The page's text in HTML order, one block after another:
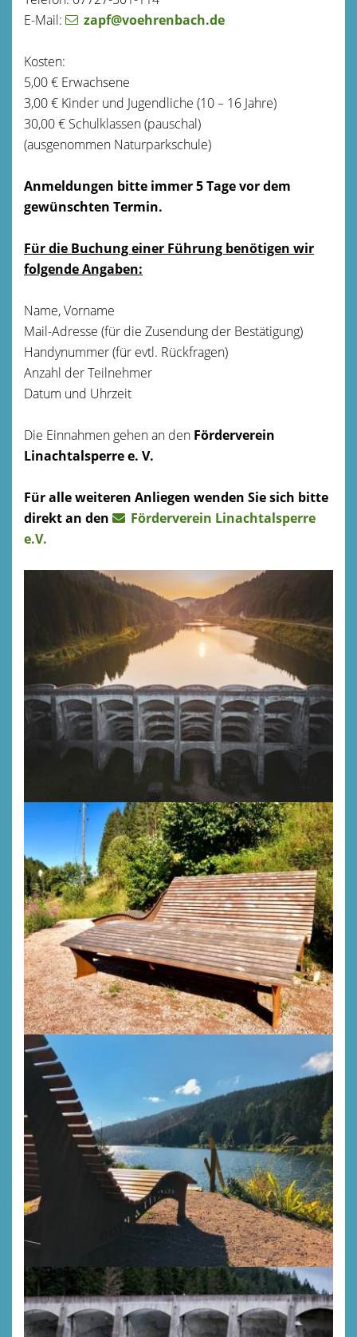
E-Mail:
zapf@voehrenbach.de
Kosten:
5,00 € Erwachsene
3,00 € Kinder und Jugendliche (10 – 16 Jahre)
30,00 € Schulklassen (pauschal)
(ausgenommen Naturparkschule)
Anmeldungen bitte immer 5 Tage vor dem
gewünschten Termin.
Für die Buchung einer Führung benötigen wir
folgende Angaben:
Name, Vorname
Mail-Adresse (für die Zusendung der Bestätigung)
Handynummer (für evtl. Rückfragen)
Anzahl der Teilnehmer
Datum und Uhrzeit
Die Einnahmen gehen an den Förderverein
Linachtalsperre e. V.
Für alle weiteren Anliegen wenden Sie sich bitte
direkt an den
Förderverein Linachtalsperre
e.V.